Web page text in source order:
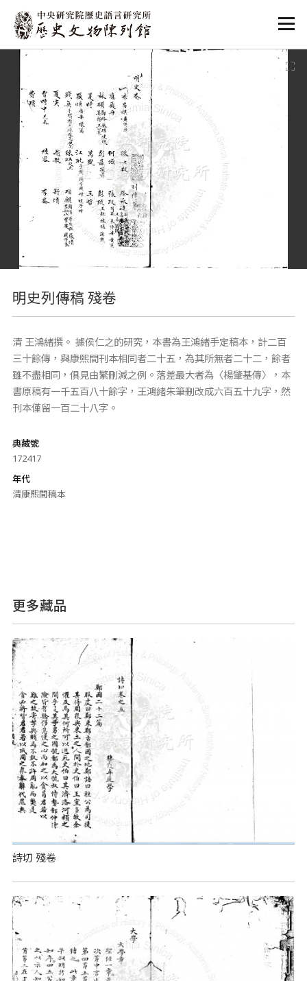
:::
明史列傳稿 殘卷
清 王鴻緒撰。 據侯仁之的研究，本書為王鴻緒手定稿本，計二百
三十餘傳，與康熙間刊本相同者二十五，為其所無者二十二，餘者
雖不盡相同，俱見由繁刪減之例。落差最大者為〈楊肇基傳〉，本
書原稿有一千五百八十餘字，王鴻緒朱筆刪改成六百五十九字，然
刊本僅留一百二十八字。
典藏號
172417
年代
清康熙間稿本
更多藏品
詩切 殘卷